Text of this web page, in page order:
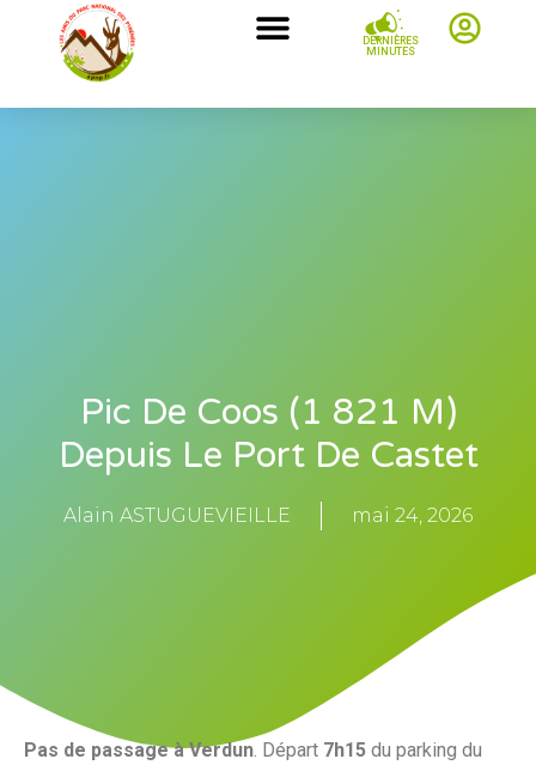
DERNIÈRES
MINUTES
Pic De Coos (1 821 M)
Depuis Le Port De Castet
Alain ASTUGUEVIEILLE mai 24, 2026
Pas de passage à Verdun . Départ 7h15 du parking du